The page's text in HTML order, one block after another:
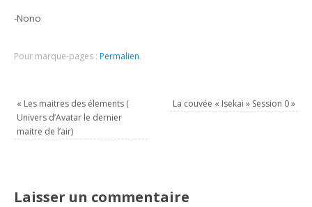
-Nono
Pour marque-pages : Permalien.
« Les maitres des élements (
Univers d’Avatar le dernier
maitre de l’air)
La couvée « Isekai » Session 0»
Laisser un commentaire